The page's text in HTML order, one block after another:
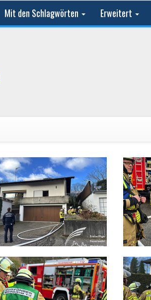
Mit den Schlagwörten Erweitert